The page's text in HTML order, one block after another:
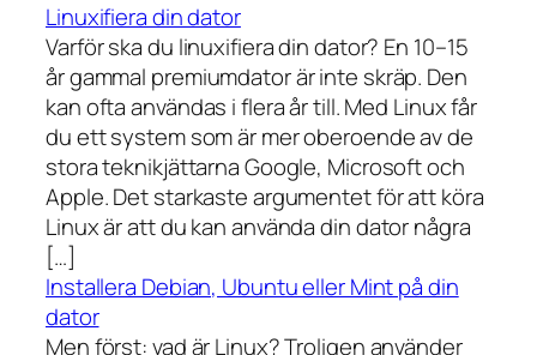
Linuxifiera din dator
Varför ska du linuxifiera din dator? En 10–15
år gammal premiumdator är inte skräp. Den
kan ofta användas i flera år till. Med Linux får
du ett system som är mer oberoende av de
stora teknikjättarna Google, Microsoft och
Apple. Det starkaste argumentet för att köra
Linux är att du kan använda din dator några
[…]
Installera Debian, Ubuntu eller Mint på din
dator
Men först: vad är Linux? Troligen använder